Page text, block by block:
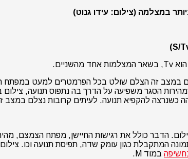
במצב זה הצלם שולט בכל הפרמטרים למעט
הסגר משפיעה על הדרך בה נתפוס תנועה,
כשנרצה להקפיא תנועה. לעיתים קרובות נצלם
הדבר כולל את רגישות החיישן, מפתח הצמצם,
המתקבלת כגון עומק שדה, תפיסת תנועה וכו.
במוד M.